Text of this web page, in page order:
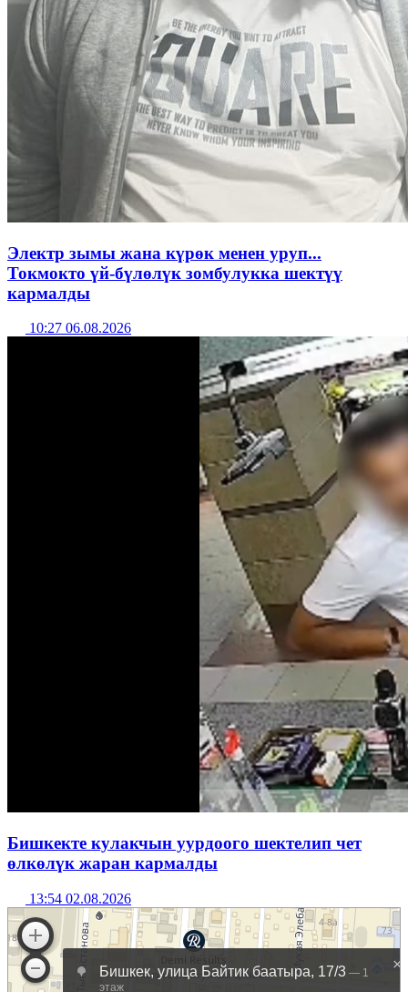
Электр зымы жана күрөк менен уруп...
Токмокто үй-бүлөлүк зомбулукка шектүү
кармалды
10:27 06.08.2026
Бишкекте кулакчын уурдоого шектелип чет
өлкөлүк жаран кармалды
13:54 02.08.2026